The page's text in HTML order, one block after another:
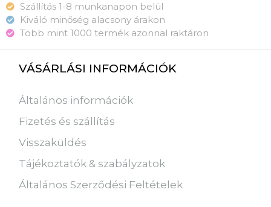
Szállítás 1-8 munkanapon belül
Kiváló minőség alacsony árakon
Több mint 1000 termék azonnal raktáron
VÁSÁRLÁSI INFORMÁCIÓK
Általános információk
Fizetés és szállítás
Visszaküldés
Tájékoztatók & szabályzatok
Általános Szerződési Feltételek